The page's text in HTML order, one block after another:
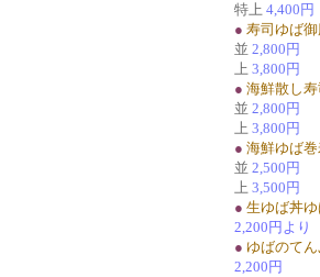
特上 4,400円
● 寿司ゆば
並 2,800円
上 3,800円
● 海鮮散し
並 2,800円
上 3,800円
● 海鮮ゆば
並 2,500円
上 3,500円
● 生ゆば丼
2,200円より
● ゆばのて
2,200円